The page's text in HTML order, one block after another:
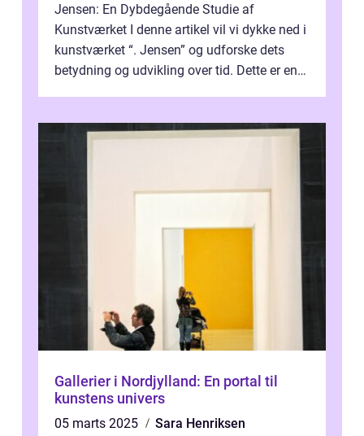
Jensen: En Dybdegående Studie af
Kunstværket I denne artikel vil vi dykke ned i
kunstværket “. Jensen” og udforske dets
betydning og udvikling over tid. Dette er en
Gallerier i Nordjylland: En portal til
kunstens univers
05 marts 2025
Sara Henriksen